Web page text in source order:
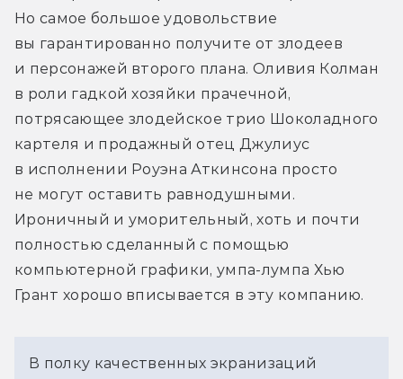
Но самое большое удовольствие
вы гарантированно получите от злодеев
и персонажей второго плана. Оливия Колман
в роли гадкой хозяйки прачечной,
потрясающее злодейское трио Шоколадного
картеля и продажный отец Джулиус
в исполнении Роуэна Аткинсона просто
не могут оставить равнодушными.
Ироничный и уморительный, хоть и почти
полностью сделанный с помощью
компьютерной графики, умпа-лумпа Хью
Грант хорошо вписывается в эту компанию.
В полку качественных экранизаций